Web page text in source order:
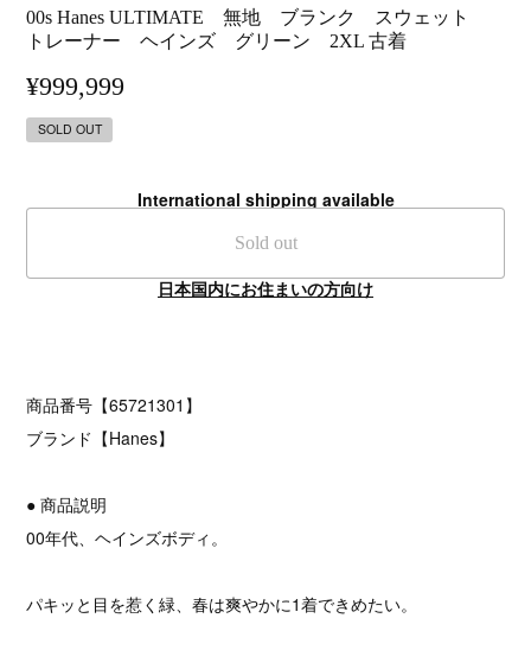
00s Hanes ULTIMATE 無地 ブランク スウェット
トレーナー ヘインズ グリーン 2XL 古着
¥999,999
SOLD OUT
International shipping available
Sold out
日本国内にお住まいの方向け
商品番号【65721301】
ブランド【Hanes】
● 商品説明
00年代、ヘインズボディ。
パキッと目を惹く緑、春は爽やかに1着できめたい。